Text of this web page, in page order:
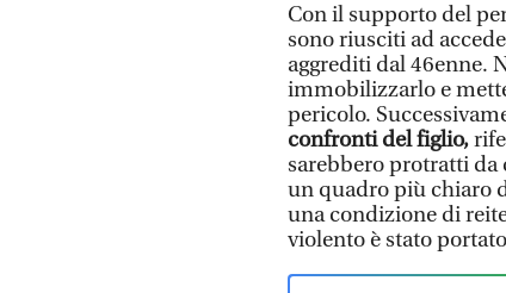
Con il supporto del
sono riusciti ad
aggrediti dal 46enne.
immobilizzarlo e
pericolo.
confronti del figlio,
sarebbero protratti da
un quadro più chiaro
una condizione di
violento è stato